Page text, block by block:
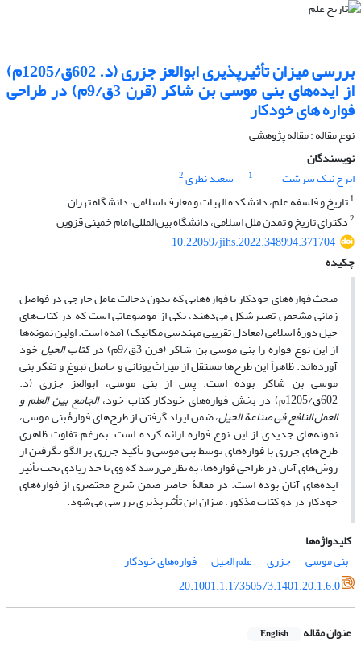
بررسی میزان تأثیرپذیری ابوالعز جزری (د. 602ق/1205م)
از ایده‌های بنی موسی بن شاکر (قرن 3ق/9م) در طراحی
فواره های خودکار
نوع مقاله : مقاله پژوهشی
نویسندگان
ایرج نیک سرشت
1 سعید نظری2
1تاریخ و فلسفه علم، دانشکده الهیات و معارف اسلامی، دانشگاه تهران
2دکترای تاریخ و تمدن ملل اسلامی، دانشگاه بین‌المللی امام خمینی قزوین
10.22059/jihs.2022.348994.371704
چکیده
مبحث فواره‌های خودکار یا فواره‌هایی که بدون دخالت عامل خارجی در فواصل
زمانی مشخص تغییرشکل می‌دهند، یکی از موضوعاتی است که در کتاب‌های
حیل دورۀ اسلامی (معادل تقریبی مهندسی مکانیک) آمده است. اولین نمونه‌ها
از این نوع فواره را بنی موسی بن شاکر (قرن 3ق/9م) در کتاب الحیلخود
آورده‌اند. ظاهراً این طرح‌ها مستقل از میراث یونانی و حاصل نبوغ و تفکر بنی
موسی بن شاکر بوده است. پس از بنی موسی، ابوالعز جزری (د.
602ق/1205م) در بخش فواره‌های خودکار کتاب خود، الجامع بین العلم و
العمل النافع فی صناعة الحیل، ضمن ایراد گرفتن از طرح‌های فوارۀ بنی موسی،
نمونه‌های جدیدی از این نوع فواره ارائه کرده است. به‌رغم تفاوت ظاهری
طرح‌های جزری با فواره‌های توسط بنی موسی و تأکید جزری بر الگو نگرفتن از
روش‌های آنان در طراحی فواره‌ها، به نظر می‌رسد که وی تا حد زیادی تحت تأثیر
ایده‌های آنان بوده است. در مقالۀ حاضر ضمن شرح مختصری از فواره‌های
خودکار در دو کتاب مذکور، میزان این تأثیرپذیری بررسی می‌شود.
کلیدواژه‌ها
بنی موسی
جزری علم الحیل
فواره‌های خودکار
20.1001.1.17350573.1401.20.1.6.0
عنوان مقاله English